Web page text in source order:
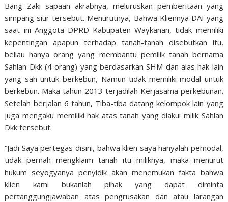
Bang Zaki sapaan akrabnya, meluruskan pemberitaan yang
simpang siur tersebut. Menurutnya, Bahwa Kliennya DAI yang
saat ini Anggota DPRD Kabupaten Waykanan, tidak memiliki
kepentingan apapun terhadap tanah-tanah disebutkan itu,
beliau hanya orang yang membantu pemilik tanah bernama
Sahlan Dkk (4 orang) yang berdasarkan SHM dan alas hak lain
yang sah untuk berkebun, Namun tidak memiliki modal untuk
berkebun. Maka tahun 2013 terjadilah Kerjasama perkebunan.
Setelah berjalan 6 tahun, Tiba-tiba datang kelompok lain yang
juga mengaku memiliki hak atas tanah yang diakui milik Sahlan
Dkk tersebut.
“Jadi Saya pertegas disini, bahwa klien saya hanyalah pemodal,
tidak pernah mengklaim tanah itu miliknya, maka menurut
hukum seyogyanya penyidik akan menemukan fakta bahwa
klien kami bukanlah pihak yang dapat diminta
pertanggungjawaban atas pengrusakan dan atau larangan